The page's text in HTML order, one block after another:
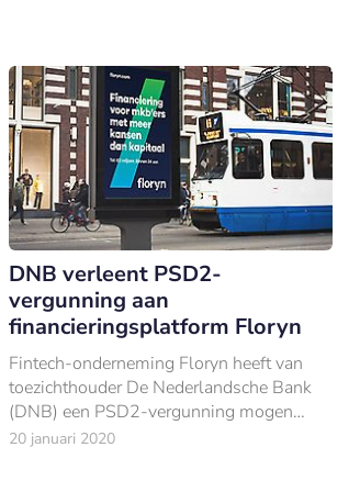
DNB verleent PSD2-
vergunning aan
financieringsplatform Floryn
Fintech-onderneming Floryn heeft van
toezichthouder De Nederlandsche Bank
(DNB) een PSD2-vergunning mogen
ontvangen.
20 januari 2020